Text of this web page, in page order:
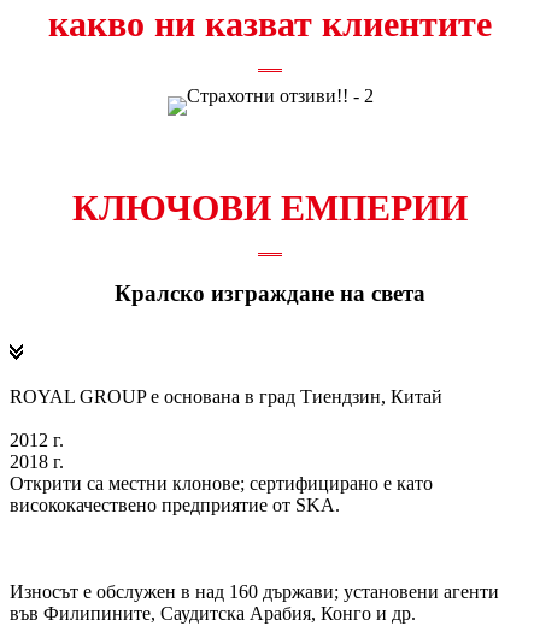
какво ни казват клиентите
КЛЮЧОВИ ЕМПЕРИИ
Кралско изграждане на света
ROYAL GROUP е основана в град Тиендзин, Китай
2012 г.
2018 г.
Открити са местни клонове; сертифицирано е като
висококачествено предприятие от SKA.
Износът е обслужен в над 160 държави; установени агенти
във Филипините, Саудитска Арабия, Конго и др.